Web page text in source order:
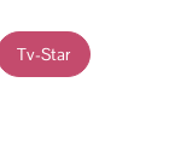
Tv-Star